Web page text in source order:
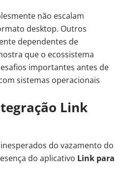
não escalam
desktop. Outros
dependentes de
que o ecossistema
importantes antes de
sistemas operacionais
Link
do vazamento do
do aplicativo Link para